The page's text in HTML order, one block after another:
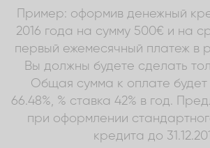
Пример: оформив денежный
2016 года на сумму 500€ и на
первый ежемесячный платеж в
Вы должны будете сделать
Общая сумма к оплате будет
66.48%, % ставка 42% в год.
при оформлении
кредита до